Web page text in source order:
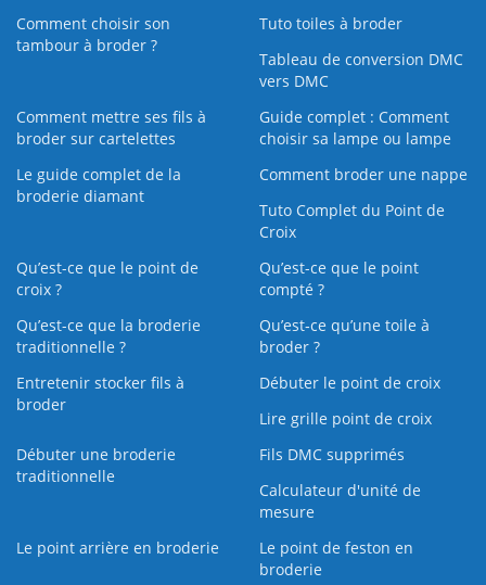
Comment choisir son
tambour à broder ?
Tuto toiles à broder
Tableau de conversion DMC
vers DMC
Comment mettre ses fils à
broder sur cartelettes
Guide complet : Comment
choisir sa lampe ou lampe
Le guide complet de la
broderie diamant
Comment broder une nappe
Tuto Complet du Point de
Croix
Qu’est-ce que le point de
croix ?
Qu’est-ce que le point
compté ?
Qu’est-ce que la broderie
traditionnelle ?
Qu’est‑ce qu’une toile à
broder ?
Entretenir stocker fils à
broder
Débuter le point de croix
Lire grille point de croix
Débuter une broderie
traditionnelle
Fils DMC supprimés
Calculateur d'unité de
mesure
Le point arrière en broderie
Le point de feston en
broderie